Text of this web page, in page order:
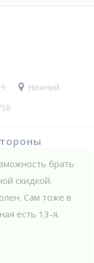
Нижний
брать
скидкой.
Сам тоже в
есть 13-я.